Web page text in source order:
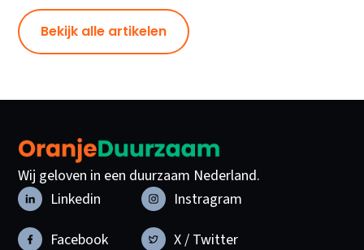
Bekijk alle artikelen
Wij geloven in een duurzaam Nederland.
Linkedin
Instragram
Facebook
X / Twitter